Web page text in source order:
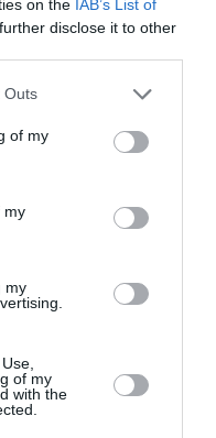
on the IAB’s List of
disclose it to other
Outs
of my
my
my
of my
with the
et l’Italie : des
endormie : trois ans
en Thaïlande